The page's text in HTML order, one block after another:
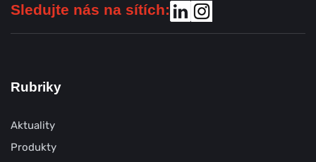
Sledujte nás na sítích:
Rubriky
Aktuality
Produkty